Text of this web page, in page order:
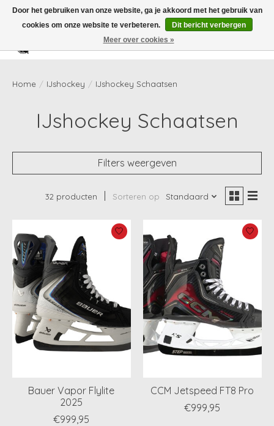
Verlanglijst
Home / IJshockey / IJshockey Schaatsen
IJshockey Schaatsen
Filters weergeven
32 producten Sorteren op Standaard
Bauer Vapor Flylite
2025
€999,95
CCM Jetspeed FT8 Pro
€999,95
Door het gebruiken van onze website, ga je akkoord met het gebruik van
cookies om onze website te verbeteren.
Dit bericht verbergen
Meer over cookies »